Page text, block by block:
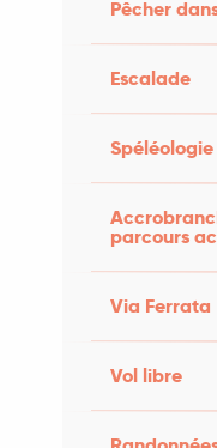
Pêcher
Escalade
Spéléologie
parcours
Via Ferrata
Vol libre
pour aiguiser
est un terme
Avec leurs
s’intéresse au
à travers
ses poèmes et